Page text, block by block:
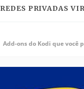
REDES PRIVADAS
Add-ons do Kodi que você